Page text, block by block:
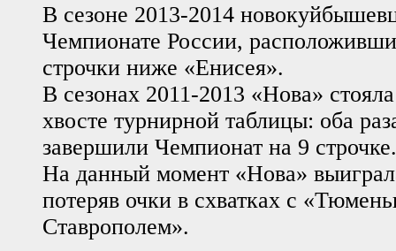
В сезоне 2013-2014
Чемпионате России,
строчки ниже «Енисея».
В сезонах 2011-2013 «Нова»
хвосте турнирной таблицы: оба
завершили Чемпионат на 9 строчке.
На данный момент «Нова»
потеряв очки в схватках с
Ставрополем».